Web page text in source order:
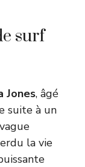
surf
Jones, âgé
suite à un
la vie